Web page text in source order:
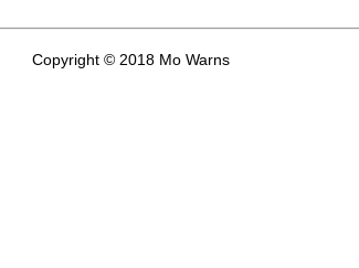
Copyright © 2018 Mo Warns